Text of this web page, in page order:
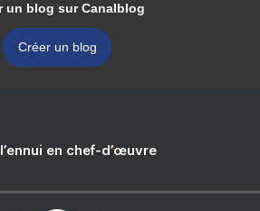
un blog sur Canalblog
Créer un blog
en chef-d’œuvre